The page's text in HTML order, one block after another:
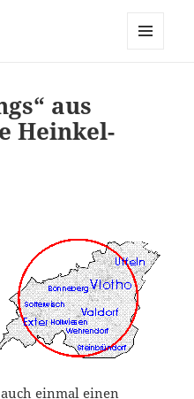
aus
Heinkel-
einmal einen